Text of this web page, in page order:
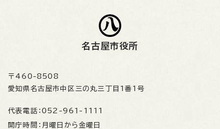
名古屋市役所
〒460-8508
愛知県名古屋市中区三の丸三丁目1番1号
代表電話： 052-961-1111
開庁時間： 月曜日から金曜日